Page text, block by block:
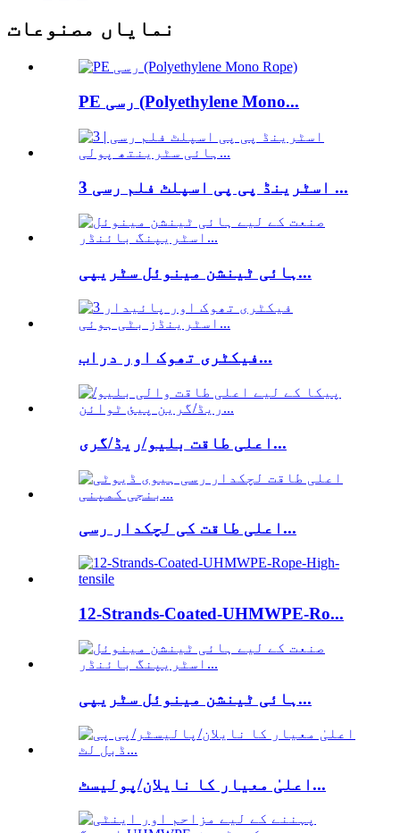
نمایاں مصنوعات
PE رسی (Polyethylene Mono...
3 اسٹرینڈ پی پی اسپلٹ فلم رسی ...
ہائی ٹینشن مینوئل سٹریپی...
فیکٹری تھوک اور دراب...
اعلی طاقت بلیو/ریڈ/گری...
اعلی طاقت کی لچکدار رسی...
12-Strands-Coated-UHMWPE-Ro...
ہائی ٹینشن مینوئل سٹریپی...
اعلیٰ معیار کا نایلان/پولیسٹ...